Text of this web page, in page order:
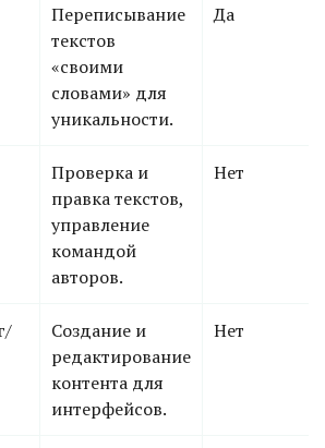
Переписывание
текстов
«своими
словами» для
уникальности.
Да
Проверка и
правка текстов,
управление
командой
авторов.
Нет
Создание и
редактирование
контента для
интерфейсов.
Нет